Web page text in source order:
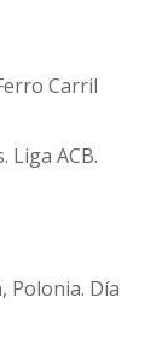
Carril
Liga ACB.
Polonia. Día